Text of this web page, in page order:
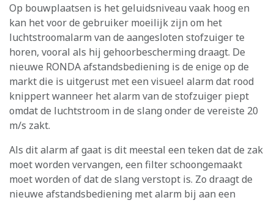
Op bouwplaatsen is het geluidsniveau vaak hoog en
kan het voor de gebruiker moeilijk zijn om het
luchtstroomalarm van de aangesloten stofzuiger te
horen, vooral als hij gehoorbescherming draagt. De
nieuwe RONDA afstandsbediening is de enige op de
markt die is uitgerust met een visueel alarm dat rood
knippert wanneer het alarm van de stofzuiger piept
omdat de luchtstroom in de slang onder de vereiste 20
m/s zakt.
Als dit alarm af gaat is dit meestal een teken dat de zak
moet worden vervangen, een filter schoongemaakt
moet worden of dat de slang verstopt is. Zo draagt de
nieuwe afstandsbediening met alarm bij aan een